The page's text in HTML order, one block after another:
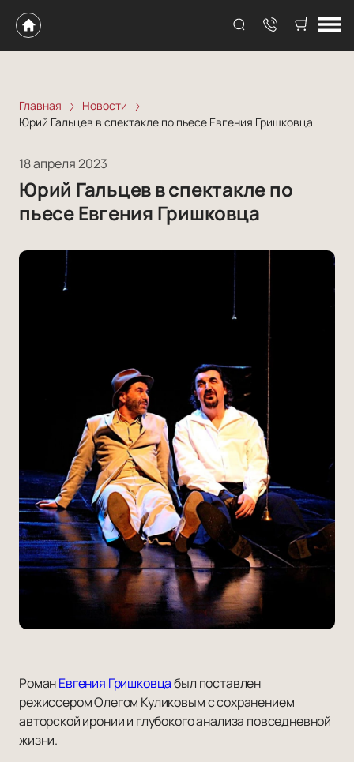
Главная
Новости
Юрий Гальцев в спектакле по пьесе Евгения Гришковца
18 апреля 2023
Юрий Гальцев в спектакле по
пьесе Евгения Гришковца
РоманЕвгения Гришковцабыл поставлен
режиссером Олегом Куликовым с сохранением
авторской иронии и глубокого анализа повседневной
жизни.